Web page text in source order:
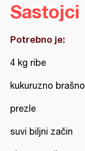
Sastojci
Potrebno je:
4 kg ribe
kukuruzno brašno
prezle
suvi biljni začin